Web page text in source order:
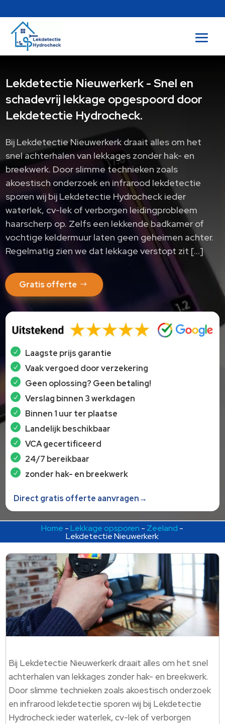
Lekdetectie Nieuwerkerk - Snel en
schadevrij lekkage opgespoord door
Lekdetectie Hydrocheck.
Bij Lekdetectie Nieuwerkerk draait alles om het
snel achterhalen van lekkages zonder hak- en
breekwerk.​ Door slimme technieken zoals
akoestisch onderzoek en infrarood lekdetectie
sporen wij bij Lekdetectie Hydrocheck ieder
waterlek, cv-lek of verborgen leidingprobleem
haarscherp op.​ Zelfs een lekkende badkamer of
vochtige keldermuur laten geen geheimen achter.​
Regelmatig zien we dat lekkage verstopt zit […]
Gratis offerte
Laagste prijs garantie
Vaak vergoed door verzekering
Geen oplossing? Geen betaling!
Verslag binnen 3 werkdagen
Binnen 1 uur ter plaatse
Landelijk beschikbaar
VCA gecertificeerd
24/7 bereikbaar
zonder hak- en breekwerk
Direct gratis offerte aanvragen→
Home -Lekkage opsporen - Zeeland -
Lekdetectie Nieuwerkerk
Bij Lekdetectie Nieuwerkerk draait alles om het snel
achterhalen van lekkages zonder hak- en breekwerk.​
Door slimme technieken zoals akoestisch onderzoek
en infrarood lekdetectie sporen wij bij Lekdetectie
Hydrocheck ieder waterlek, cv-lek of verborgen